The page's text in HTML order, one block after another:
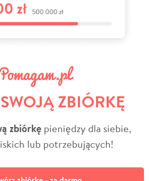
ZBIÓRKĘ
zbiórkę pieniędzy dla siebie,
lub potrzebujących!